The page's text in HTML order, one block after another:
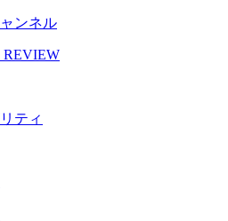
ンネル
REVIEW
ティ